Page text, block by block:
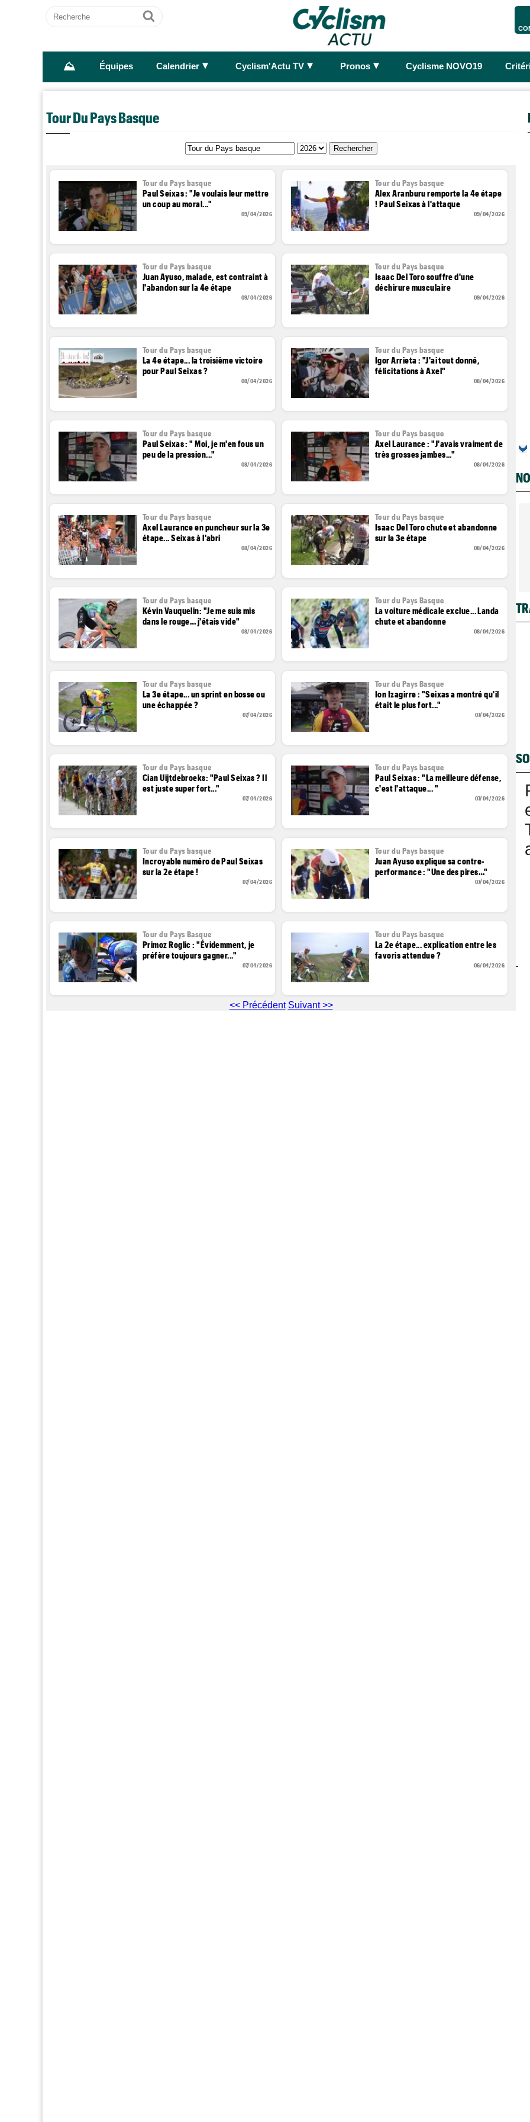
Recherche
Ok
⛰ Équipes Calendrier ► Cyclism'Actu TV ► Pronos ► Cyclisme NOVO19
Tour Du Pays Basque
Tour du Pays basque
Paul Seixas : "Je voulais leur mettre
un coup au moral..."
09/04/2026
Tour du Pays basque
Alex Aranburu remporte la 4e étape
! Paul Seixas à l'attaque
09/04/2026
Tour du Pays basque
Juan Ayuso, malade, est contraint à
l'abandon sur la 4e étape
09/04/2026
Tour du Pays basque
Isaac Del Toro souffre d'une
déchirure musculaire
09/04/2026
Tour du Pays basque
La 4e étape... la troisième victoire
pour Paul Seixas ?
08/04/2026
Tour du Pays basque
Igor Arrieta : "J'ai tout donné,
félicitations à Axel"
08/04/2026
Tour du Pays basque
Paul Seixas : " Moi, je m'en fous un
peu de la pression..."
08/04/2026
Tour du Pays basque
Axel Laurance : "J'avais vraiment de
très grosses jambes..."
08/04/2026
Tour du Pays basque
Axel Laurance en puncheur sur la 3e
étape... Seixas à l'abri
08/04/2026
Tour du Pays basque
Isaac Del Toro chute et abandonne
sur la 3e étape
08/04/2026
Tour du Pays basque
Kévin Vauquelin: "Je me suis mis
dans le rouge… j'étais vide"
08/04/2026
Tour du Pays Basque
La voiture médicale exclue... Landa
chute et abandonne
08/04/2026
Tour du Pays basque
La 3e étape... un sprint en bosse ou
une échappée ?
07/04/2026
Tour du Pays Basque
Ion Izagirre : "Seixas a montré qu'il
était le plus fort..."
07/04/2026
Tour du Pays basque
Cian Uijtdebroeks: "Paul Seixas ? Il
est juste super fort..."
07/04/2026
Tour du Pays basque
Paul Seixas : "La meilleure défense,
c'est l'attaque... "
07/04/2026
Tour du Pays basque
Incroyable numéro de Paul Seixas
sur la 2e étape !
07/04/2026
Tour du Pays basque
Juan Ayuso explique sa contre-
performance : "Une des pires…"
07/04/2026
Tour du Pays Basque
Primoz Roglic : "Évidemment, je
préfère toujours gagner..."
07/04/2026
Tour du Pays basque
La 2e étape... explication entre les
favoris attendue ?
06/04/2026
<< Précédent Suivant >>
-